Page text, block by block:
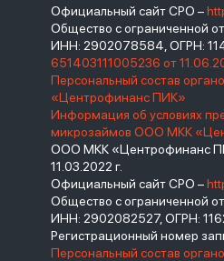
Официальный сайт СРО –
Общество с ограниченной
ИНН: 2902078584, ОГРН:
651403111005236 от
Персональный состав
«Центрофинанс ПИК»
Информация об условиях
микрозаймов ООО МКК
ООО МКК «Центрофинанс
11.03.2022 г.
Официальный сайт СРО –
Общество с ограниченной
ИНН: 2902082527, ОГРН:
Регистрационный номер
Персональный состав